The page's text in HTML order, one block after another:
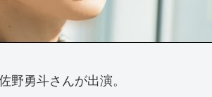
勇斗さんが出演。